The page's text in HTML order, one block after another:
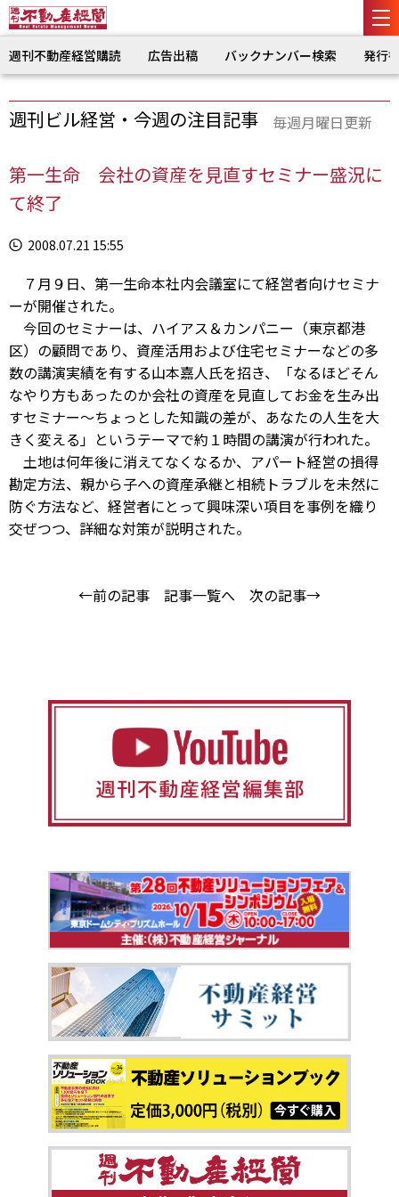
週刊不動産経営購読 広告出稿 バックナンバー検索 発行
週刊ビル経営・今週の注目記事 毎週月曜日更新
第一生命 会社の資産を見直すセミナー盛況に
て終了
2008.07.21 15:55
７月９日、第一生命本社内会議室にて経営者向けセミナ
ーが開催された。
今回のセミナーは、ハイアス＆カンパニー（東京都港
区）の顧問であり、資産活用および住宅セミナーなどの多
数の講演実績を有する山本嘉人氏を招き、「なるほどそん
なやり方もあったのか会社の資産を見直してお金を生み出
すセミナー〜ちょっとした知識の差が、あなたの人生を大
きく変える」というテーマで約１時間の講演が行われた。
土地は何年後に消えてなくなるか、アパート経営の損得
勘定方法、親から子への資産承継と相続トラブルを未然に
防ぐ方法など、経営者にとって興味深い項目を事例を織り
交ぜつつ、詳細な対策が説明された。
←前の記事 記事一覧へ 次の記事→